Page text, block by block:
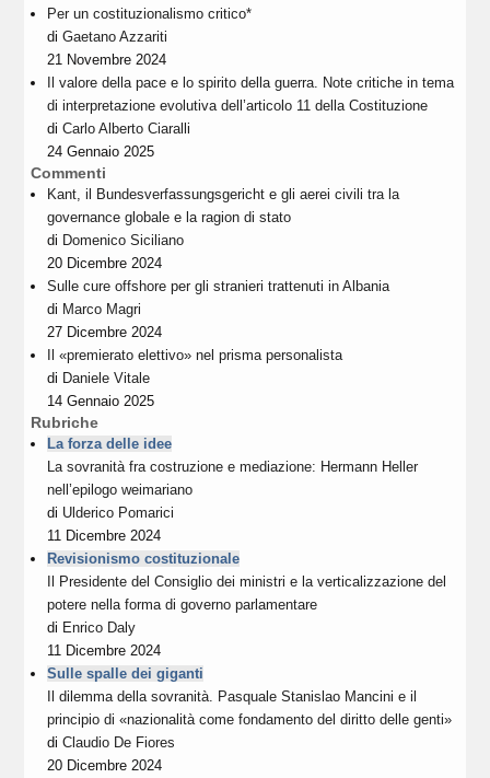
Per un costituzionalismo critico*
diGaetano Azzariti
21 Novembre 2024
Il valore della pace e lo spirito della guerra. Note critiche in tema
di interpretazione evolutiva dell’articolo 11 della Costituzione
diCarlo Alberto Ciaralli
24 Gennaio 2025
Commenti
Kant, il Bundesverfassungsgericht e gli aerei civili tra la
governance globale e la ragion di stato
di Domenico Siciliano
20 Dicembre 2024
Sulle cure offshore per gli stranieri trattenuti in Albania
di Marco Magri
27 Dicembre 2024
Il «premierato elettivo» nel prisma personalista
di Daniele Vitale
14 Gennaio 2025
Rubriche
La forza delle idee
La sovranità fra costruzione e mediazione: Hermann Heller
nell’epilogo weimariano
di Ulderico Pomarici
11 Dicembre 2024
Revisionismo costituzionale
Il Presidente del Consiglio dei ministri e la verticalizzazione del
potere nella forma di governo parlamentare
di Enrico Daly
11 Dicembre 2024
Sulle spalle dei giganti
Il dilemma della sovranità. Pasquale Stanislao Mancini e il
principio di «nazionalità come fondamento del diritto delle genti»
diClaudio De Fiores
20 Dicembre 2024